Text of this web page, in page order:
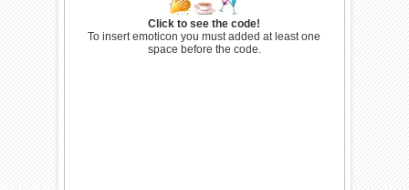
Click to see the code!
To insert emoticon you must added at least one
space before the code.